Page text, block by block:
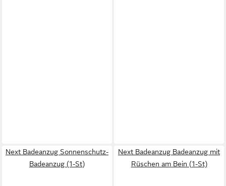
Next Badeanzug Sonnenschutz-
Badeanzug (1-St)
Next Badeanzug Badeanzug mit
Rüschen am Bein (1-St)